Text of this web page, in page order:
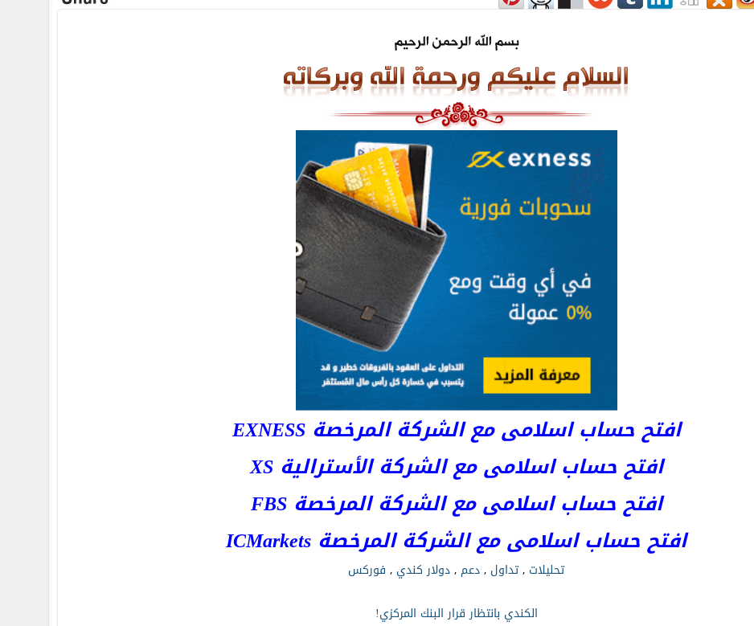
افتح حساب اسلامى مع الشركة المرخصة EXNESS
افتح حساب اسلامى مع الشركة الأسترالية XS
افتح حساب اسلامى مع الشركة المرخصة FBS
افتح حساب اسلامى مع الشركة المرخصة ICMarkets
تحليلات ,تداول ,دعم ,دولار كندي , فوركس
الكندي بانتظار قرار البنك المركزي!